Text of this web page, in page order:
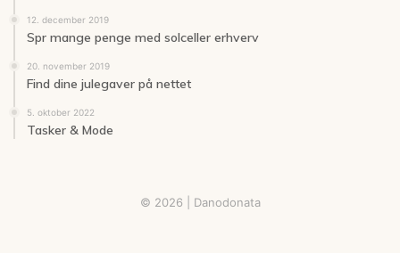
12. december 2019
Spr mange penge med solceller erhverv
20. november 2019
Find dine julegaver på nettet
5. oktober 2022
Tasker & Mode
© 2026 | Danodonata